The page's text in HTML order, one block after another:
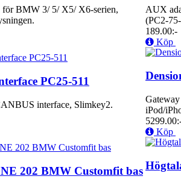
för BMW 3/ 5/ X5/ X6-serien,
AUX
(PC2-
189.00:-
Köp
PC25-511
interface, Slimkey2.
iPod/
Köp
202 BMW Customfit bas